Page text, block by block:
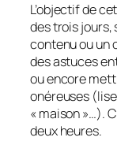
L’objectif de
des trois jours,
contenu ou un
des astuces
ou encore
onéreuses
« maison »…).
deux heures.